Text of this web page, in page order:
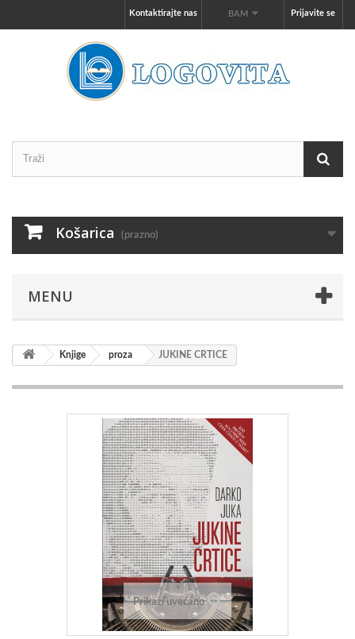
Prijavite se
BAM
Kontaktirajte nas
Košarica (prazno)
MENU
Knjige proza JUKINE CRTICE
Prikaži uvećano